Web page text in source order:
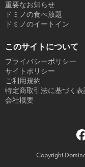
重要なお知らせ
ドミノの食べ放題
ドミノのイートイン
このサイトについて
プライバシーポリシー
サイトポリシー
ご利用規約
特定商取引法に基づく表
会社概要
Copyright